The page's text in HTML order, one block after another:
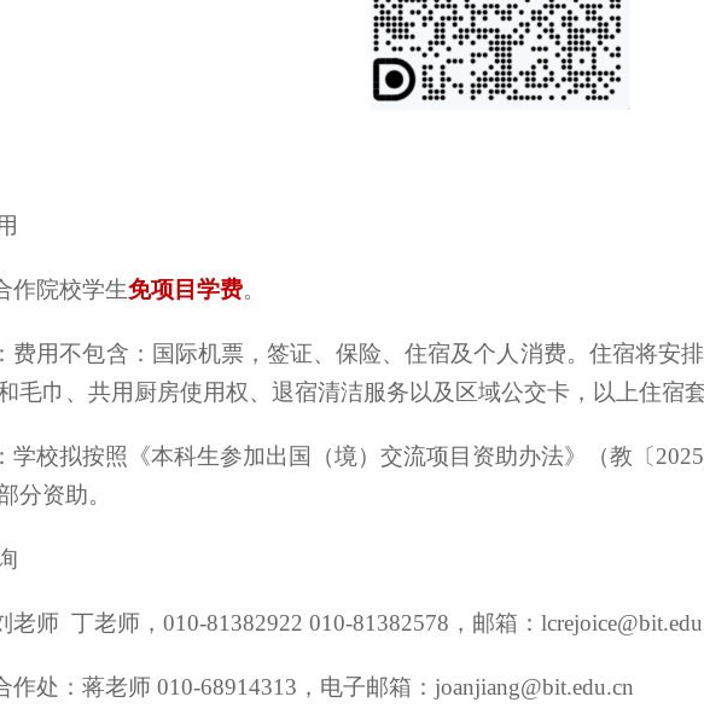
作院校学生免项目 学费。
费用不包含：国际机票，签证、保险、住宿及个人消费。住宿将安
毛巾、共用厨房使用权、退宿清洁服务以及区域公交卡，以上住宿
学校拟按照《本科生参加出国（境）交流项目资助办法》（教〔
分资助。
老师 丁老师， 010-81382922 010-81382578 ，邮箱：lcrejoice
作处：蒋老师 010-68914313，电子邮箱：joanjiang@bit.edu.cn